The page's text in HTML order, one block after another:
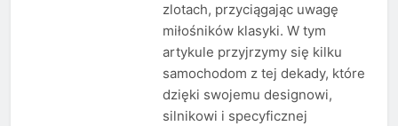
zlotach, przyciągając uwagę
miłośników klasyki. W tym
artykule przyjrzymy się kilku
samochodom z tej dekady, które
dzięki swojemu designowi,
silnikowi i specyficznej